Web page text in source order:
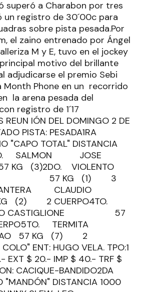
superó a Charabon por tres
un registro de 30´00c para
sobre pista pesada.Por
el zaino entrenado por Ángel
M y E, tuvo en el jockey
motivo del brillante
adjudicarse el premio Sebi
Month Phone en un recorrido
la arena pesada del
registro de 1´17
REUN IÓN DEL DOMINGO 2 DE
PISTA: PESADA1RA
"CAPO TOTAL" DISTANCIA
SALMON JOSE
57 KG (3)2DO. VIOLENTO
57 KG (1) 3
CLAUDIO
(2) 2 CUERPO4TO.
CASTIGLIONE 57
TERMITA
57 KG (7) 2
ENT: HUGO VELA. TPO:1
EXT $ 20.- IMP $ 40.- TRF $
CACIQUE-BANDIDO2DA
"MANDÓN" DISTANCIA 1000